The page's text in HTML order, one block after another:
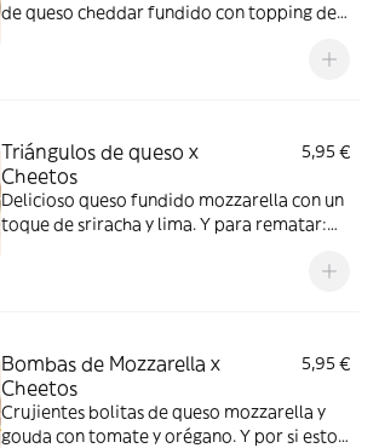
de queso cheddar fundido con topping de
Triángulos de queso x
Cheetos
5,95 €
Delicioso queso fundido mozzarella con un
toque de sriracha y lima. Y para rematar:
acompañados de nuestra salsa Quesabrosa.
Bombas de Mozzarella x
Cheetos
5,95 €
Crujientes bolitas de queso mozzarella y
gouda con tomate y orégano. Y por si esto